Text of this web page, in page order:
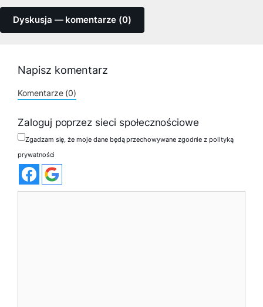
Dyskusja — komentarze (0)
Napisz komentarz
Komentarze (0)
Zaloguj poprzez sieci społecznościowe
Zgadzam się, że moje dane będą przechowywane zgodnie z polityką
prywatności